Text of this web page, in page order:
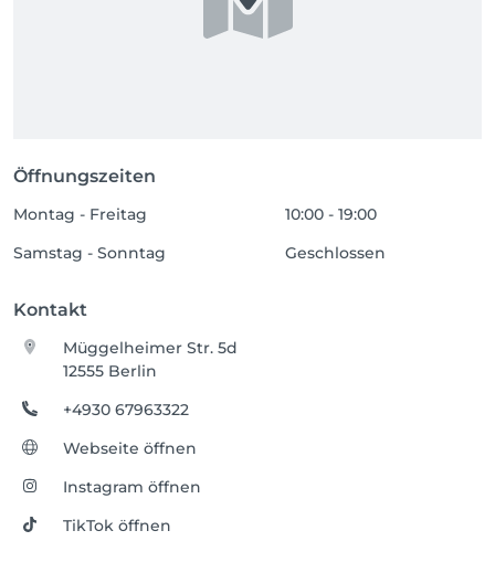
Öffnungszeiten
Montag - Freitag
10:00 - 19:00
Samstag - Sonntag
Geschlossen
Kontakt
Müggelheimer Str. 5d
12555 Berlin
+4930 67963322
Webseite öffnen
Instagram öffnen
TikTok öffnen